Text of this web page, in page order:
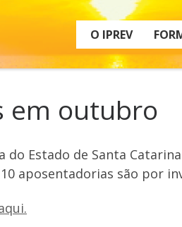
O IPREV
em outubro
Estado de Santa
aposentadorias são por